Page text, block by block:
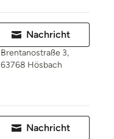
Nachricht
Brentanostraße 3,
63768 Hösbach
Nachricht